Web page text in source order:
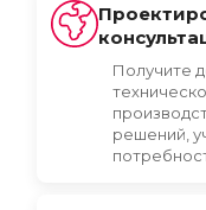
Получите
решений,